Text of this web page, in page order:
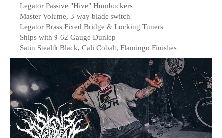
Legator Passive "Hive" Humbuckers
Master Volume, 3-way blade switch
Legator Brass Fixed Bridge & Locking Tuners
Ships with 9-62 Gauge Dunlop
Satin Stealth Black, Cali Cobalt, Flamingo Finishes